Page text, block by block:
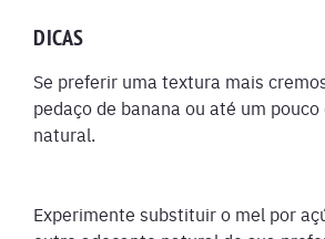
DICAS
Se preferir uma textura mais
pedaço de banana ou até um
natural.
Experimente substituir o mel por